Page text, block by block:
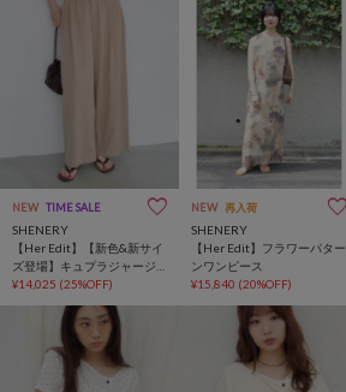
NEW TIME SALE
SHENERY
【Her Edit】【新色&新サイ
ズ登場】キュプラジャージ
ータックパンツ
¥14,025 (25%OFF)
NEW 再入荷
SHENERY
【Her Edit】フラワーパター
ンワンピース
¥15,840 (20%OFF)